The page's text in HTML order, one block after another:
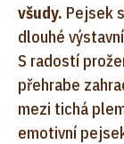
všudy. Pejsek
dlouhé
S radostí
přehrabe
mezi tichá
emotivní